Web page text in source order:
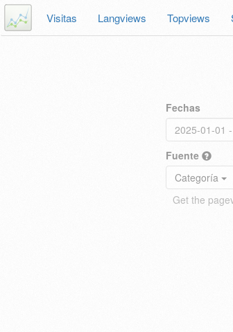
Visitas Langviews Topviews
Fechas
Fuente
Categoría
Get the